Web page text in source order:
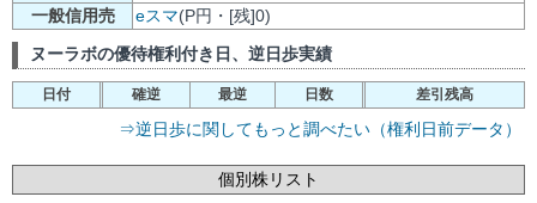
一般信用売
eスマ(P円・[残]0)
ヌーラボの優待権利付き日、逆日歩実績
日付 確逆 最逆 日数 差引残高
⇒逆日歩に関してもっと調べたい（権利日前データ）
個別株リスト